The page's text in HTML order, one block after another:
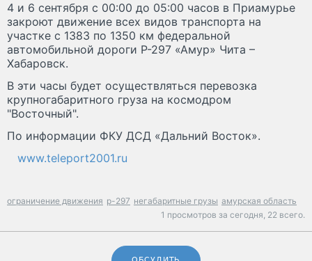
4 и 6 сентября с 00:00 до 05:00 часов в Приамурье
закроют движение всех видов транспорта на
участке с 1383 по 1350 км федеральной
автомобильной дороги Р-297 «Амур» Чита –
Хабаровск.
В эти часы будет осуществляться перевозка
крупногабаритного груза на космодром
"Восточный".
По информации ФКУ ДСД «Дальний Восток».
www.teleport2001.ru
ограничение движения р-297 негабаритные грузы амурская область
1 просмотров за сегодня, 22 всего.